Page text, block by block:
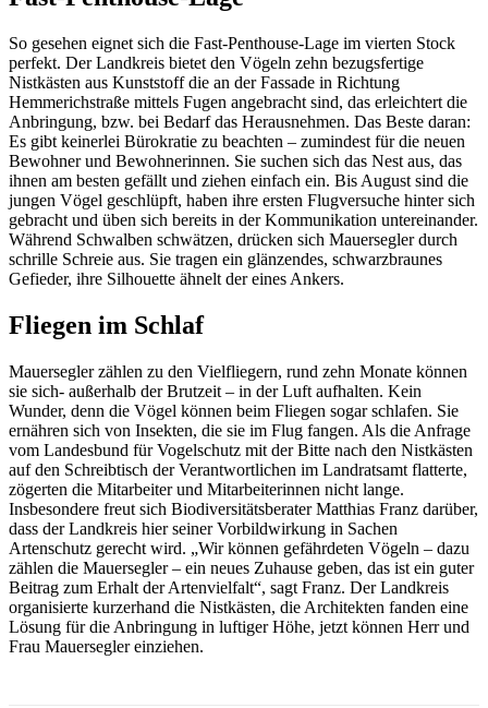
So gesehen eignet sich die Fast-Penthouse-Lage im vierten Stock
perfekt. Der Landkreis bietet den Vögeln zehn bezugsfertige
Nistkästen aus Kunststoff die an der Fassade in Richtung
Hemmerichstraße mittels Fugen angebracht sind, das erleichtert die
Anbringung, bzw. bei Bedarf das Herausnehmen. Das Beste daran:
Es gibt keinerlei Bürokratie zu beachten – zumindest für die neuen
Bewohner und Bewohnerinnen. Sie suchen sich das Nest aus, das
ihnen am besten gefällt und ziehen einfach ein. Bis August sind die
jungen Vögel geschlüpft, haben ihre ersten Flugversuche hinter sich
gebracht und üben sich bereits in der Kommunikation untereinander.
Während Schwalben schwätzen, drücken sich Mauersegler durch
schrille Schreie aus. Sie tragen ein glänzendes, schwarzbraunes
Gefieder, ihre Silhouette ähnelt der eines Ankers.
Fliegen im Schlaf
Mauersegler zählen zu den Vielfliegern, rund zehn Monate können
sie sich- außerhalb der Brutzeit – in der Luft aufhalten. Kein
Wunder, denn die Vögel können beim Fliegen sogar schlafen. Sie
ernähren sich von Insekten, die sie im Flug fangen. Als die Anfrage
vom Landesbund für Vogelschutz mit der Bitte nach den Nistkästen
auf den Schreibtisch der Verantwortlichen im Landratsamt flatterte,
zögerten die Mitarbeiter und Mitarbeiterinnen nicht lange.
Insbesondere freut sich Biodiversitätsberater Matthias Franz darüber,
dass der Landkreis hier seiner Vorbildwirkung in Sachen
Artenschutz gerecht wird. „Wir können gefährdeten Vögeln – dazu
zählen die Mauersegler – ein neues Zuhause geben, das ist ein guter
Beitrag zum Erhalt der Artenvielfalt“, sagt Franz. Der Landkreis
organisierte kurzerhand die Nistkästen, die Architekten fanden eine
Lösung für die Anbringung in luftiger Höhe, jetzt können Herr und
Frau Mauersegler einziehen.